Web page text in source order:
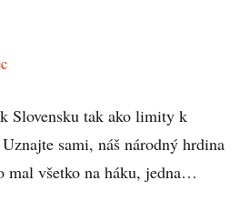
Slovensku tak ako limity k
sami, náš národný hrdina
mal všetko na háku, jedna…